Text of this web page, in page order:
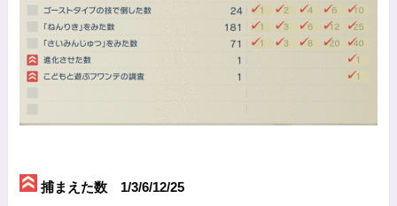
捕まえた数 1/3/6/12/25